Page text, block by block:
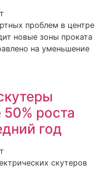
проблем в центре
новые зоны проката
на уменьшение
роста
год
скутеров